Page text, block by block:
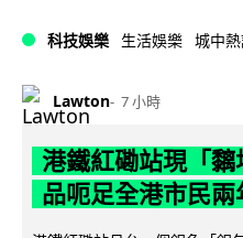
科技娛樂 生活娛樂 城中
Lawton 7 小時
港鐵紅磡站現「
品呃足全港市民兩